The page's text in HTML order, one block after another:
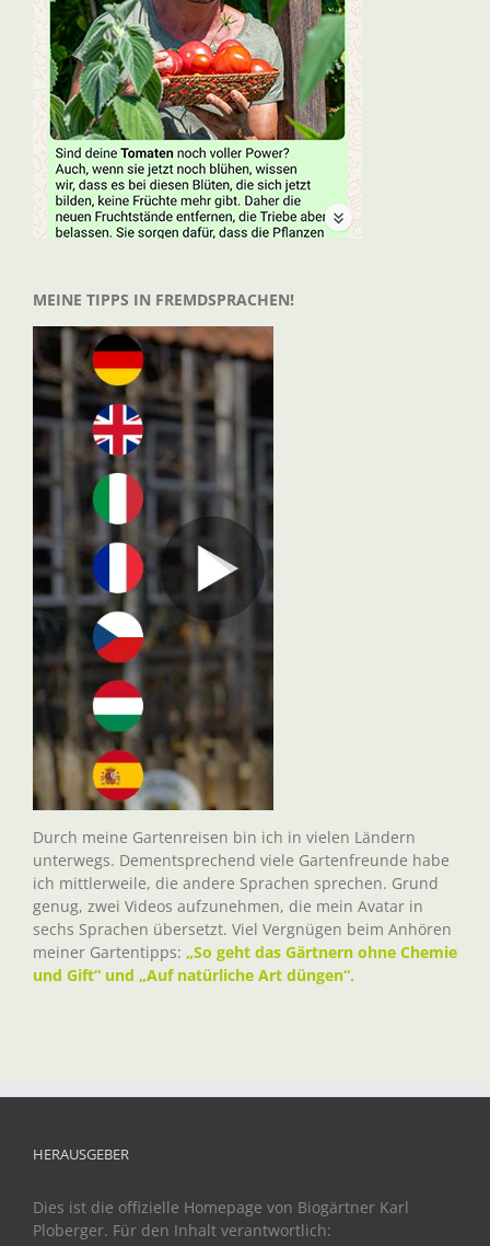
MEINE TIPPS IN FREMDSPRACHEN!
Durch meine Gartenreisen bin ich in vielen Ländern
unterwegs. Dementsprechend viele Gartenfreunde habe
ich mittlerweile, die andere Sprachen sprechen. Grund
genug, zwei Videos aufzunehmen, die mein Avatar in
sechs Sprachen übersetzt. Viel Vergnügen beim Anhören
meiner Gartentipps: „So geht das Gärtnern ohne Chemie
und Gift“ und „Auf natürliche Art düngen“.
HERAUSGEBER
Dies ist die offizielle Homepage von Biogärtner Karl
Ploberger. Für den Inhalt verantwortlich: